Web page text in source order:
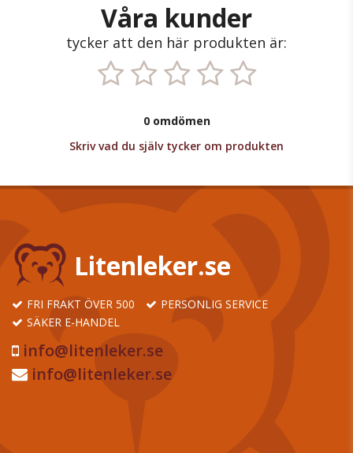
Våra kunder
tycker att den här produkten är:
0 omdömen
Skriv vad du själv tycker om produkten
Litenleker.se
FRI FRAKT ÖVER 500
PERSONLIG SERVICE
SÄKER E-HANDEL
info@litenleker.se
info@litenleker.se